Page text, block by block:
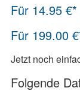
Für 14.95
Für 199.00
Jetzt noch
Folgende